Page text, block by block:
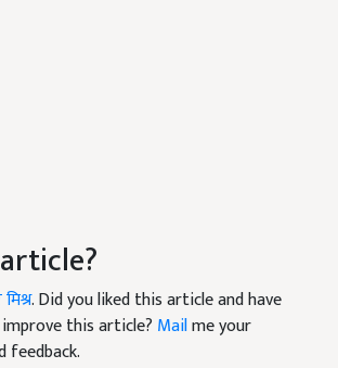
. Did you liked this article and have
this article? Mailme your
feedback.